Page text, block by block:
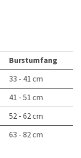
Burstumfang
33 - 41 cm
41 - 51 cm
52 - 62 cm
63 - 82 cm